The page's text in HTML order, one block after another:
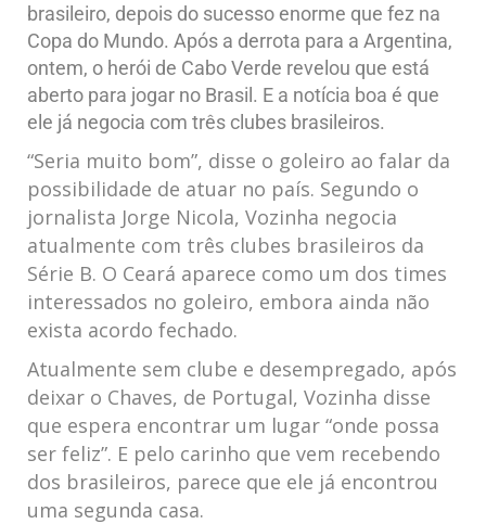
brasileiro, depois do sucesso enorme que fez na
Copa do Mundo. Após a derrota para a Argentina,
ontem, o herói de Cabo Verde revelou que está
aberto para jogar no Brasil. E a notícia boa é que
ele já negocia com três clubes brasileiros.
“Seria muito bom”, disse o goleiro ao falar da
possibilidade de atuar no país. Segundo o
jornalista Jorge Nicola, Vozinha negocia
atualmente com três clubes brasileiros da
Série B. O Ceará aparece como um dos times
interessados no goleiro, embora ainda não
exista acordo fechado.
Atualmente sem clube e desempregado, após
deixar o Chaves, de Portugal, Vozinha disse
que espera encontrar um lugar “onde possa
ser feliz”. E pelo carinho que vem recebendo
dos brasileiros, parece que ele já encontrou
uma segunda casa.